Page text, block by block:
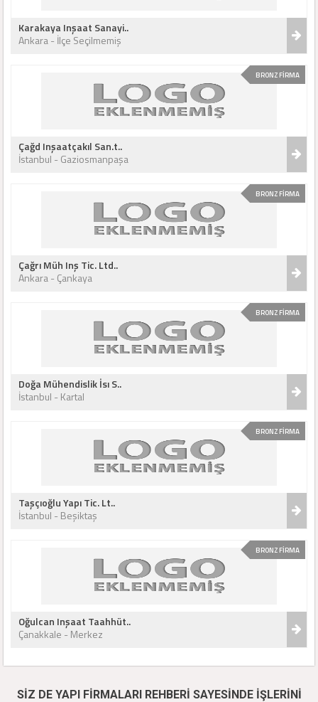
Karakaya Inşaat Sanayi..
Ankara - İlçe Seçilmemiş
BRONZ FİRMA
Çağd Inşaatçakıl San.t..
İstanbul - Gaziosmanpaşa
BRONZ FİRMA
Çağrı Müh Inş Tic. Ltd..
Ankara - Çankaya
BRONZ FİRMA
Doğa Mühendislik İsı S..
İstanbul - Kartal
BRONZ FİRMA
Taşçıoğlu Yapı Tic. Lt..
İstanbul - Beşiktaş
BRONZ FİRMA
Oğulcan Inşaat Taahhüt..
Çanakkale - Merkez
SİZ DE YAPI FİRMALARI REHBERİ SAYESİNDE İŞLERİNİ